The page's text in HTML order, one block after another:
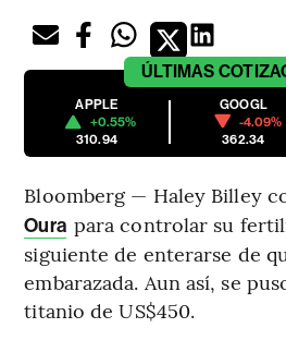
ÚLTIMAS
APPLE
+0.55%
310.94
GOOGL
-4.09%
362.34
Bloomberg — Haley Billey
Oura para controlar su
siguiente de enterarse de
embarazada. Aun así, se
titanio de US$450.